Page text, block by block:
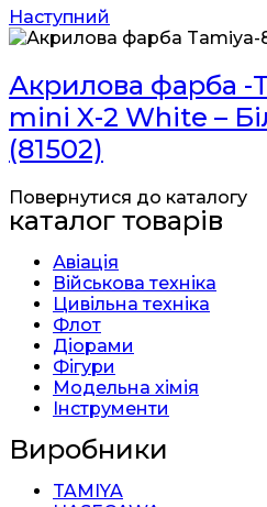
Наступний
Акрилова фарба -
mini X-2 White –
(81502)
Повернутися до каталогу
каталог товарів
Авіація
Військова техніка
Цивільна техніка
Флот
Діорами
Фігури
Модельна хімія
Інструменти
Виробники
TAMIYA